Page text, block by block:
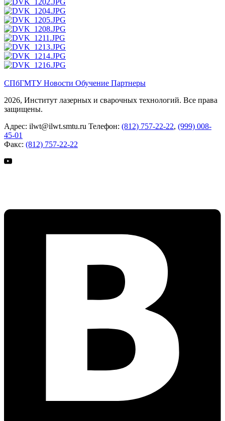
СПбГМТУНовости Обучение Партнеры
2026, Институт лазерных и сварочных технологий. Все права
защищены.
Адрес: ilwt@ilwt.smtu.ru Телефон: (812) 757-22-22, (999) 008-
45-01
Факс: (812) 757-22-22